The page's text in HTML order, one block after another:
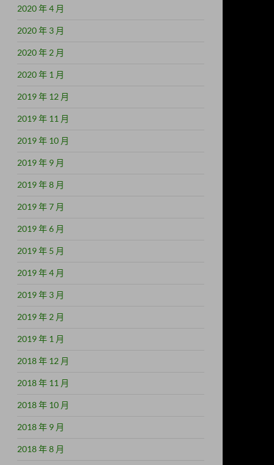
2020 年 4 月
2020 年 3 月
2020 年 2 月
2020 年 1 月
2019 年 12 月
2019 年 11 月
2019 年 10 月
2019 年 9 月
2019 年 8 月
2019 年 7 月
2019 年 6 月
2019 年 5 月
2019 年 4 月
2019 年 3 月
2019 年 2 月
2019 年 1 月
2018 年 12 月
2018 年 11 月
2018 年 10 月
2018 年 9 月
2018 年 8 月